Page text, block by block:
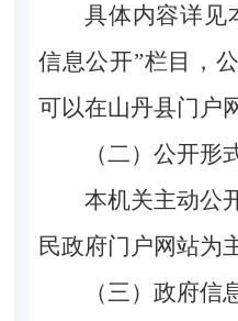
具体内容详见
信息公开”栏目，
可以在山丹县门户
（二）公开形
本机关主动公
民政府门户网站为
（三）政府信